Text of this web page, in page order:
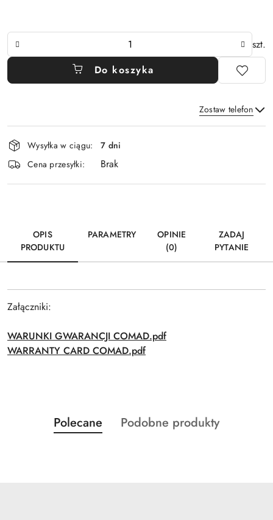
Ilość
szt.
Do koszyka
Zostaw telefon
Dostępność
i
dostawa
Wysyłka w ciągu:
7 dni
Cena przesyłki:
Brak
OPIS
PRODUKTU
PARAMETRY
OPINIE
(0)
ZADAJ
PYTANIE
Załączniki:
WARUNKI GWARANCJI COMAD.pdf
WARRANTY CARD COMAD.pdf
Pomiń karuzelę produktów
Produkty
o
Polecane
Produkty
Podobne produkty